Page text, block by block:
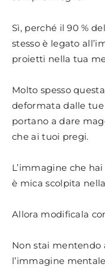
Sì, perché il 90 %
stesso è legato
proietti nella tua
Molto spesso
deformata dalle
portano a dare
che ai tuoi pregi.
L’immagine che
è mica scolpita
Allora modificala
Non stai mentendo
l’immagine